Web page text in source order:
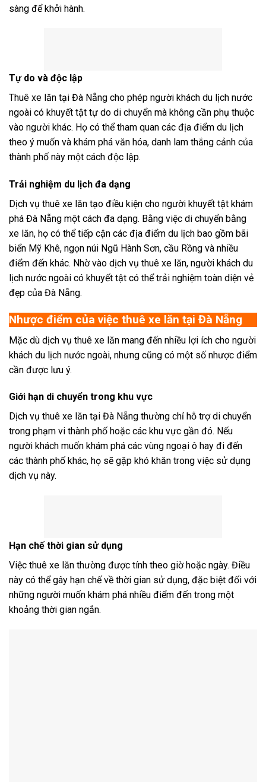
sàng để khởi hành.
Tự do và độc lập
Thuê xe lăn tại Đà Nẵng cho phép người khách du lịch nước
ngoài có khuyết tật tự do di chuyển mà không cần phụ thuộc
vào người khác. Họ có thể tham quan các địa điểm du lịch
theo ý muốn và khám phá văn hóa, danh lam thắng cảnh của
thành phố này một cách độc lập.
Trải nghiệm du lịch đa dạng
Dịch vụ thuê xe lăn tạo điều kiện cho người khuyết tật khám
phá Đà Nẵng một cách đa dạng. Bằng việc di chuyển bằng
xe lăn, họ có thể tiếp cận các địa điểm du lịch bao gồm bãi
biển Mỹ Khê, ngọn núi Ngũ Hành Sơn, cầu Rồng và nhiều
điểm đến khác. Nhờ vào dịch vụ thuê xe lăn, người khách du
lịch nước ngoài có khuyết tật có thể trải nghiệm toàn diện vẻ
đẹp của Đà Nẵng.
Nhược điểm của việc thuê xe lăn tại Đà Nẵng
Mặc dù dịch vụ thuê xe lăn mang đến nhiều lợi ích cho người
khách du lịch nước ngoài, nhưng cũng có một số nhược điểm
cần được lưu ý.
Giới hạn di chuyển trong khu vực
Dịch vụ thuê xe lăn tại Đà Nẵng thường chỉ hỗ trợ di chuyển
trong phạm vi thành phố hoặc các khu vực gần đó. Nếu
người khách muốn khám phá các vùng ngoại ô hay đi đến
các thành phố khác, họ sẽ gặp khó khăn trong việc sử dụng
dịch vụ này.
Hạn chế thời gian sử dụng
Việc thuê xe lăn thường được tính theo giờ hoặc ngày. Điều
này có thể gây hạn chế về thời gian sử dụng, đặc biệt đối với
những người muốn khám phá nhiều điểm đến trong một
khoảng thời gian ngắn.